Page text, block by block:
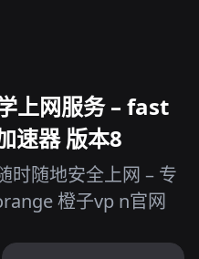
上网服务 – fast
速器 版本8
时随地安全上网 – 专
橙子vp n官网